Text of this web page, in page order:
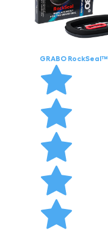
GRABO RockSeal™